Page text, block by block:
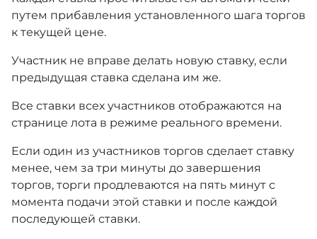
путем прибавления установленного шага торгов
к текущей цене.
Участник не вправе делать новую ставку, если
предыдущая ставка сделана им же.
Все ставки всех участников отображаются на
странице лота в режиме реального времени.
Если один из участников торгов сделает ставку
менее, чем за три минуты до завершения
торгов, торги продлеваются на пять минут с
момента подачи этой ставки и после каждой
последующей ставки.